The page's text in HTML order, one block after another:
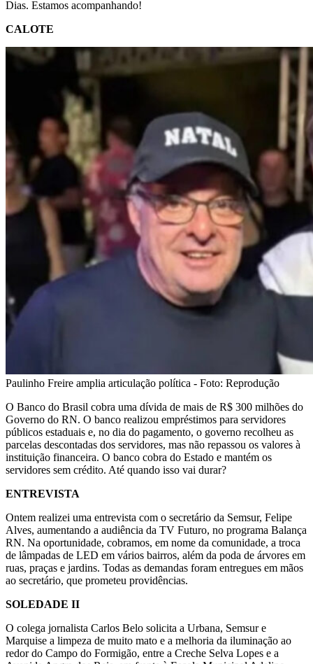
Dias. Estamos acompanhando!
CALOTE
Paulinho Freire amplia articulação política - Foto: Reprodução
O Banco do Brasil cobra uma dívida de mais de R$ 300 milhões do
Governo do RN. O banco realizou empréstimos para servidores
públicos estaduais e, no dia do pagamento, o governo recolheu as
parcelas descontadas dos servidores, mas não repassou os valores à
instituição financeira. O banco cobra do Estado e mantém os
servidores sem crédito. Até quando isso vai durar?
ENTREVISTA
Ontem realizei uma entrevista com o secretário da Semsur, Felipe
Alves, aumentando a audiência da TV Futuro, no programa Balança
RN. Na oportunidade, cobramos, em nome da comunidade, a troca
de lâmpadas de LED em vários bairros, além da poda de árvores em
ruas, praças e jardins. Todas as demandas foram entregues em mãos
ao secretário, que prometeu providências.
SOLEDADE II
O colega jornalista Carlos Belo solicita a Urbana, Semsur e
Marquise a limpeza de muito mato e a melhoria da iluminação ao
redor do Campo do Formigão, entre a Creche Selva Lopes e a